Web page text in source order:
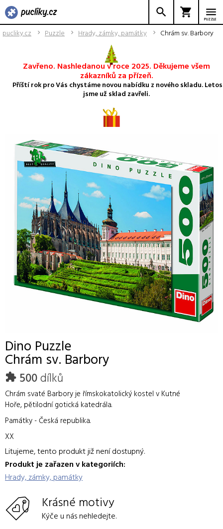
PUZZLE
pucliky.cz Puzzle Hrady, zámky, památky Chrám sv. Barbory
Zavřeno. Nashledanou v roce 2025. Děkujeme všem
zákazníků za přízeň.
Příští rok pro Vás chystáme novou nabídku z nového skladu. Letos
jsme už sklad zavřeli.
Dino Puzzle
Chrám sv. Barbory
500dílků
Chrám svaté Barbory je římskokatolický kostel v Kutné
Hoře, pětilodní gotická katedrála.
Památky - Česká republika.
XX
Litujeme, tento produkt již není dostupný.
Produkt je zařazen v kategoriích:
Hrady, zámky, památky
Krásné motivy
Kýče u nás nehledejte.